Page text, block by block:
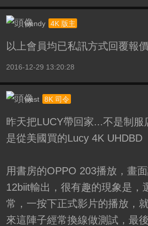
wendy 4K 版主
以上會員均已私訊方式回覆報
2016-12-29 13:20:28
west 8K 司令
昨天把LUCY帶回家...不是制服
是從美國買的Lucy 4K UHDBD
用書房的OPPO 203播放，畫
12biit輸出，很有趣的現象是，
常，一按下正式影片的播放，
來這陣子經常換線做測試，最